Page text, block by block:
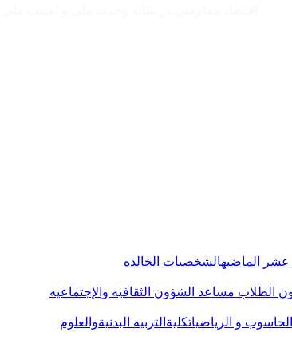
عشر الماضیهالشخصیات الخالده
الطلاب مساعد الشؤون الثقافیه والإجتماعیه
و الریاضیاتکلیةالتربیه البدنیةوالعلوم